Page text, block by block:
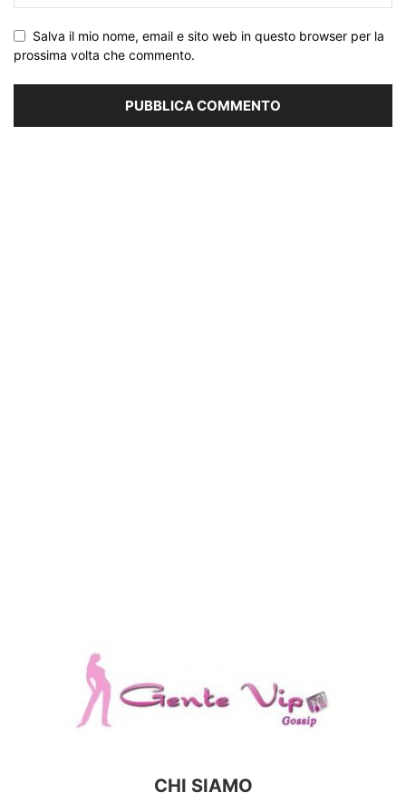
Salva il mio nome, email e sito web in questo browser per la
prossima volta che commento.
CHI SIAMO